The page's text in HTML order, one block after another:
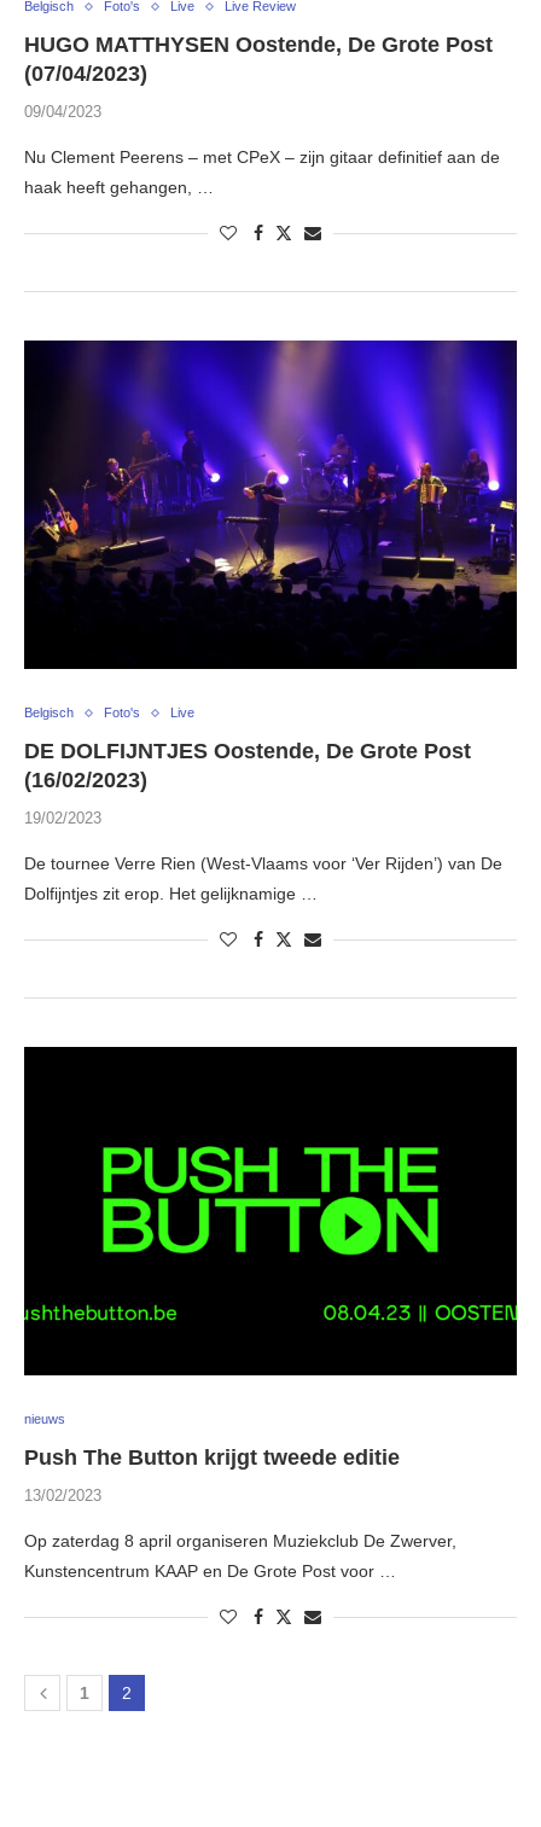
Belgisch Foto's Live Live Review
HUGO MATTHYSEN Oostende, De Grote Post
(07/04/2023)
09/04/2023
Nu Clement Peerens – met CPeX – zijn gitaar definitief aan de
haak heeft gehangen, …
Belgisch Foto's Live
DE DOLFIJNTJES Oostende, De Grote Post
(16/02/2023)
19/02/2023
De tournee Verre Rien (West-Vlaams voor ‘Ver Rijden’) van De
Dolfijntjes zit erop. Het gelijknamige …
nieuws
Push The Button krijgt tweede editie
13/02/2023
Op zaterdag 8 april organiseren Muziekclub De Zwerver,
Kunstencentrum KAAP en De Grote Post voor …
1 2